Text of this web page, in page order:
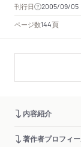
刊行日 2005/09/05
ページ数144頁
内容紹介
著作者プロフィ